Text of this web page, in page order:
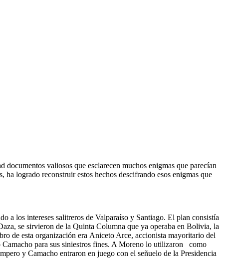
valiosos que esclarecen muchos enigmas que parecían
logrado reconstruir estos hechos descifrando esos enigmas que
a los intereses salitreros de Valparaíso y Santiago. El plan consistía
se sirvieron de la Quinta Columna que ya operaba en Bolivia, la
de esta organización era Aniceto Arce, accionista mayoritario del
para sus siniestros fines. A Moreno lo utilizaron como
y Camacho entraron en juego con el señuelo de la Presidencia